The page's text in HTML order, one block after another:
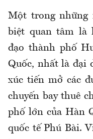
Một trong những
biệt quan tâm là
đạo thành phố
Quốc, nhất là đại
xúc tiến mở các
chuyến bay thuê
phố lớn của Hàn
quốc tế Phú Bài.